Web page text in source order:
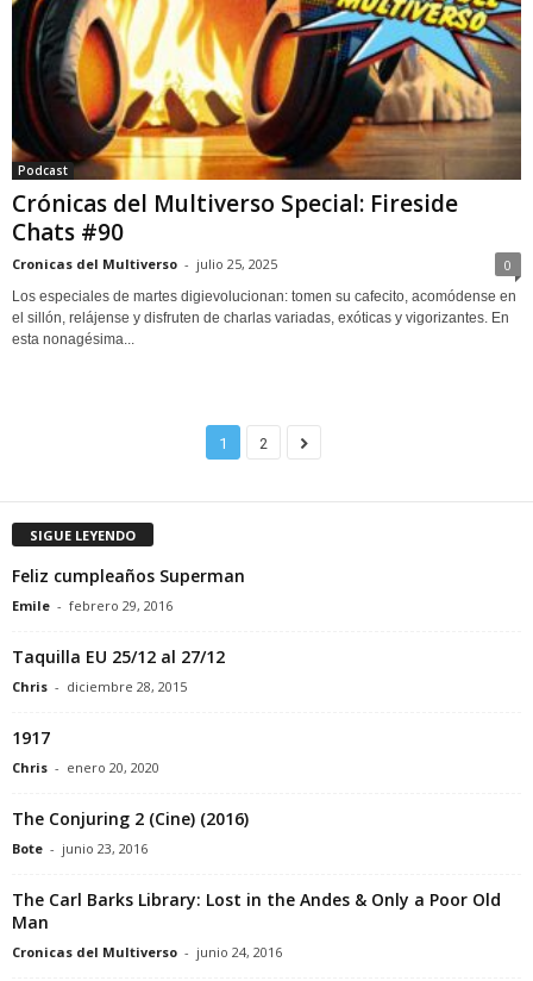
Podcast
Crónicas del Multiverso Special: Fireside
Chats #90
Cronicas del Multiverso - julio 25, 2025 0
Los especiales de martes digievolucionan: tomen su cafecito, acomódense en
el sillón, relájense y disfruten de charlas variadas, exóticas y vigorizantes. En
esta nonagésima...
1 2
SIGUE LEYENDO
Feliz cumpleaños Superman
Emile - febrero 29, 2016
Taquilla EU 25/12 al 27/12
Chris - diciembre 28, 2015
1917
Chris - enero 20, 2020
The Conjuring 2 (Cine) (2016)
Bote - junio 23, 2016
The Carl Barks Library: Lost in the Andes & Only a Poor Old
Man
Cronicas del Multiverso - junio 24, 2016